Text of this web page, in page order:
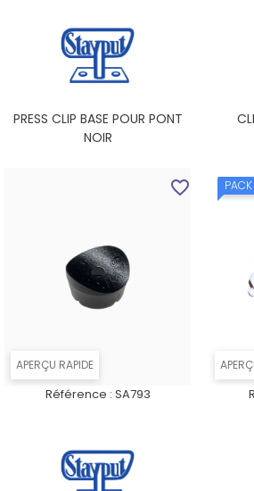
PRESS CLIP BASE POUR PONT
NOIR
APERÇU RAPIDE
Référence : SA793
favorite_border PACK